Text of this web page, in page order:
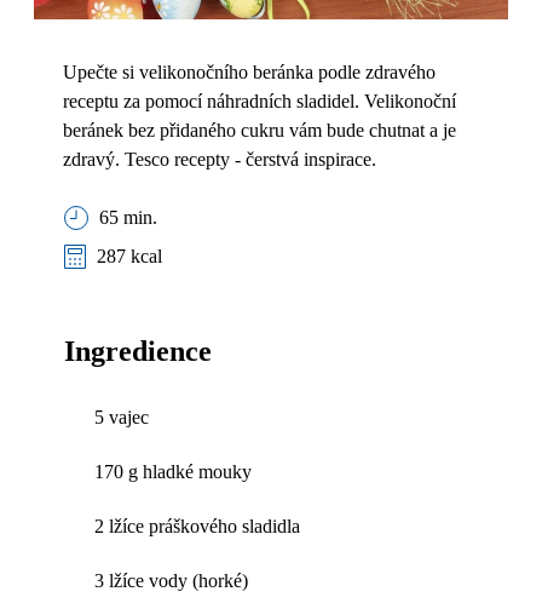
Upečte si velikonočního beránka podle zdravého
receptu za pomocí náhradních sladidel. Velikonoční
beránek bez přidaného cukru vám bude chutnat a je
zdravý. Tesco recepty - čerstvá inspirace.
65 min.
287 kcal
Ingredience
5 vajec
170 g hladké mouky
2 lžíce práškového sladidla
3 lžíce vody (horké)